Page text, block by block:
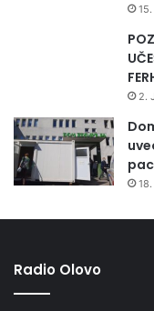
2.
Radio Olovo